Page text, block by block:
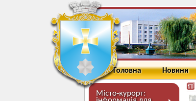
Головна Новини
Місто-курорт: